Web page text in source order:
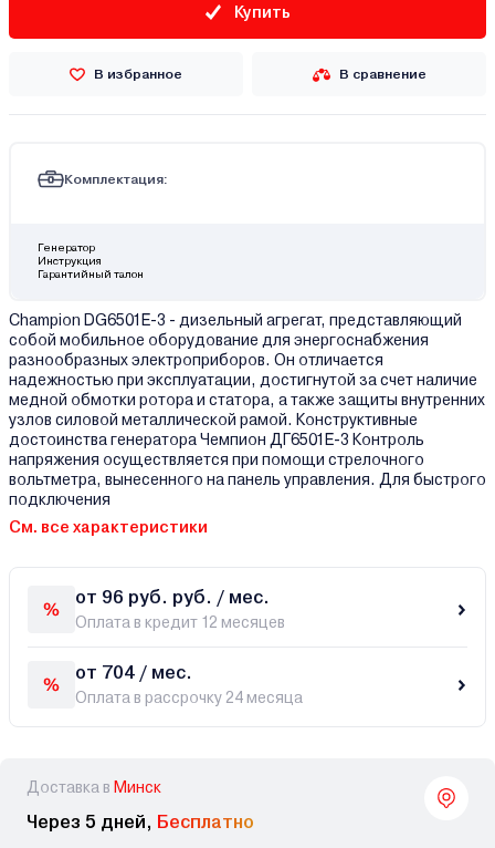
Купить
В избранное В сравнение
Комплектация:
Генератор
Инструкция
Гарантийный талон
Champion DG6501E-3 - дизельный агрегат, представляющий
собой мобильное оборудование для энергоснабжения
разнообразных электроприборов. Он отличается
надежностью при эксплуатации, достигнутой за счет наличие
медной обмотки ротора и статора, а также защиты внутренних
узлов силовой металлической рамой. Конструктивные
достоинства генератора Чемпион ДГ6501E-3 Контроль
напряжения осуществляется при помощи стрелочного
вольтметра, вынесенного на панель управления. Для быстрого
подключения
См. все характеристики
от 96 руб. руб. / мес.
Оплата в кредит 12 месяцев
от 704 / мес.
Оплата в рассрочку 24 месяца
Доставка в Минск
Через 5 дней, Бесплатно